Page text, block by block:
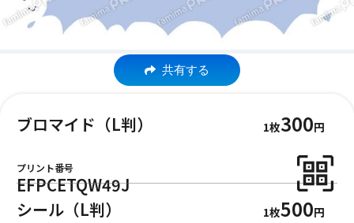
共有する
ブロマイド（L判） 1枚300円
プリント番号
EFPCETQW49J
シール（L判）
1枚500円